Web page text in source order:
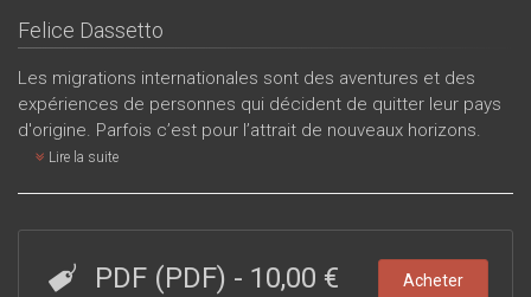
Felice Dassetto
Les migrations internationales sont des aventures et des
expériences de personnes qui décident de quitter leur pays
d'origine. Parfois c’est pour l’attrait de nouveaux horizons.
Lire la suite
PDF (PDF) - 10,00 € Acheter